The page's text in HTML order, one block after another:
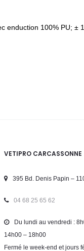
enduction 100% PU; ±
VETIPRO CARCASSONNE
395 Bd. Denis Papin –
04 68 25 65 62
Du lundi au vendredi :
14h00 – 18h00
Fermé le week-end et jours